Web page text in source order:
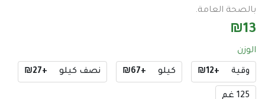
العامة.
+₪12 كيلو +₪67 نصف كيلو +₪27